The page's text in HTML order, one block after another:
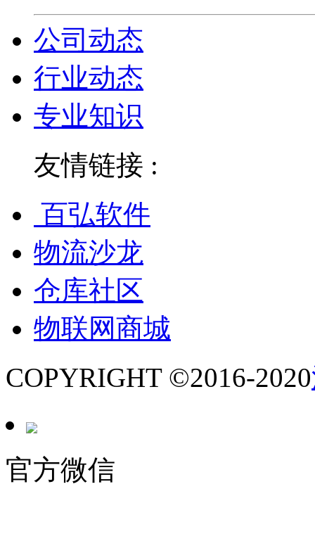
公司动态
行业动态
专业知识
友情链接 :
百弘软件
物流沙龙
仓库社区
物联网商城
COPYRIGHT ©2016-2020
官方微信